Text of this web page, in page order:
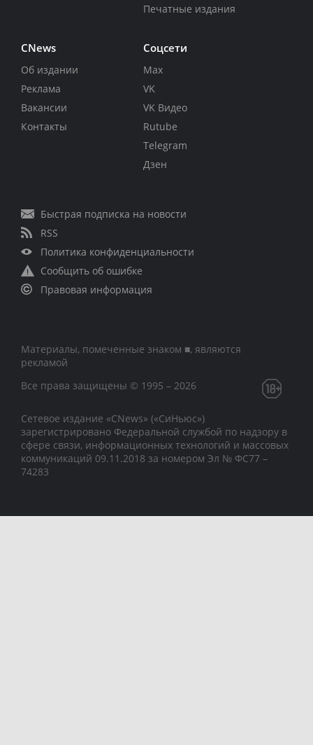
Печатные издания
CNews
Об издании
Реклама
Вакансии
Контакты
Соцсети
Max
VK
VK Видео
Rutube
Telegram
Дзен
Быстрая подписка на новости
RSS
Политика конфиденциальности
Сообщить об ошибке
Правовая информация
Материалы, помеченные знаком ■, являются
рекламой
Все права защищены © 1995 – 2026
Сетевое издание «CNews» («СиНьюс»)
зарегистрировано Федеральной службой по надзору в
сфере связи, информационных технологий и массовых
коммуникаций 09.11.2018 за номером Эл № ФС77 –
74283